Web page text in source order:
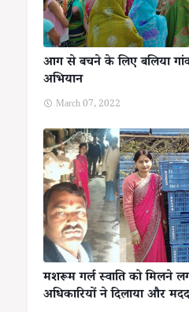
आग से बचने के लिए बलिया
अभियान
March 07, 2022
मशरूम गर्ल स्वाति को मिलने
अधिकारियों ने दिलाया और